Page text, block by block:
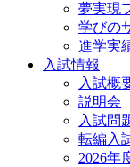
夢実現
学びの
進学実
入試情報
入試概
説明会
入試問
転編入
2026年